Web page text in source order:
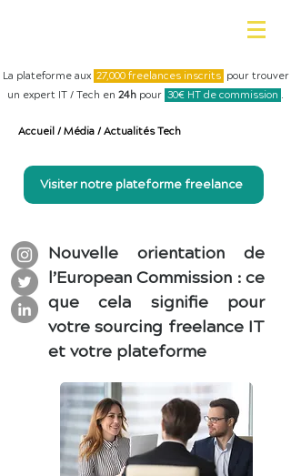
La plateforme aux 27,000 freelances inscrits pour trouver
un expert IT / Tech en 24h pour 30€ HT de commission .
Accueil / Média / Actualités Tech
Visiter notre plateforme freelance
Nouvelle orientation de
l’European Commission : ce
que cela signifie pour
votre sourcing freelance IT
et votre plateforme